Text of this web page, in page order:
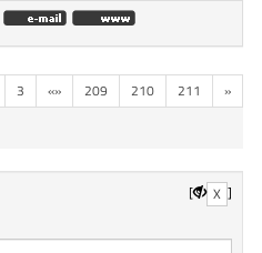
3 «» 209 210 211 »
[ X ]